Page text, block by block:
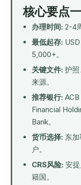
核心要点
办理时间: 2-4
最低起存:
5,000+。
关键文件: 护
来源。
推荐银行:
Financial
Bank。
货币选择: 东
户。
CRS风险: 安
籍国。